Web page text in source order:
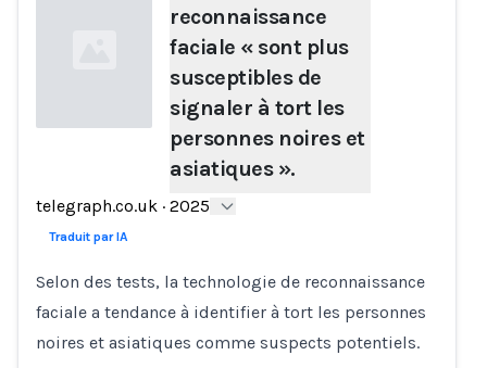
reconnaissance
faciale « sont plus
susceptibles de
signaler à tort les
personnes noires et
asiatiques ».
telegraph.co.uk · 2025
Traduit par IA
Selon des tests, la technologie de reconnaissance
faciale a tendance à identifier à tort les personnes
noires et asiatiques comme suspects potentiels.